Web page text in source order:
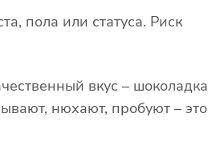
пола или статуса. Риск
вкус –
нюхают, пробуют – это